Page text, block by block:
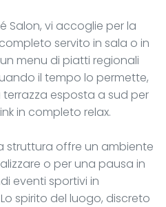
Salon, vi accoglie per la
servito in sala o in
menu di piatti regionali
il tempo lo permette,
esposta a sud per
in completo relax.
struttura offre un ambiente
o per una pausa in
eventi sportivi in
spirito del luogo, discreto